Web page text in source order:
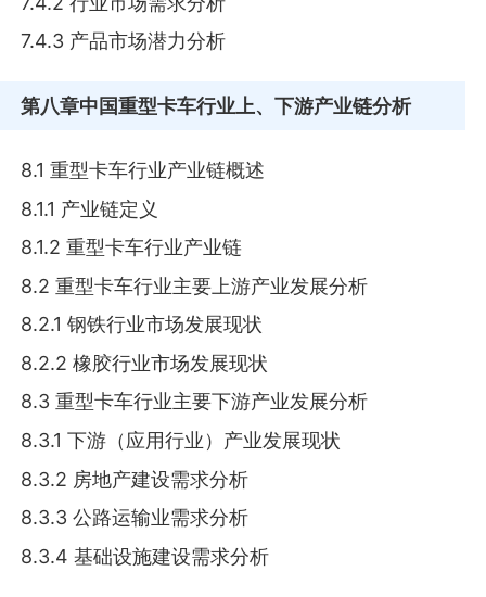
7.4.3 产品市场潜力分析
第八章中国重型卡车行业上、下游产业链分析
8.1 重型卡车行业产业链概述
8.1.1 产业链定义
8.1.2 重型卡车行业产业链
8.2 重型卡车行业主要上游产业发展分析
8.2.1 钢铁行业市场发展现状
8.2.2 橡胶行业市场发展现状
8.3 重型卡车行业主要下游产业发展分析
8.3.1 下游（应用行业）产业发展现状
8.3.2 房地产建设需求分析
8.3.3 公路运输业需求分析
8.3.4 基础设施建设需求分析